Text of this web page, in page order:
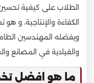
الطلاب على كيفية
الكفاءة والإنتاجية،
ويفضله المهندسين
والقيادية في المصانع
ما هو افضل